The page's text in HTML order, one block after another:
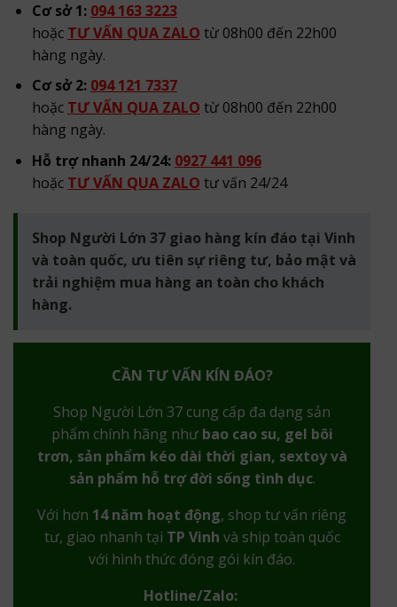
Cơ sở 1: 094 163 3223
hoặc TƯ VẤN QUA ZALO từ 08h00 đến 22h00
hàng ngày.
Cơ sở 2: 094 121 7337
hoặc TƯ VẤN QUA ZALO từ 08h00 đến 22h00
hàng ngày.
Hỗ trợ nhanh 24/24: 0927 441 096
hoặc TƯ VẤN QUA ZALO tư vấn 24/24
Shop Người Lớn 37 giao hàng kín đáo tại Vinh
và toàn quốc, ưu tiên sự riêng tư, bảo mật và
trải nghiệm mua hàng an toàn cho khách
hàng.
CẦN TƯ VẤN KÍN ĐÁO?
Shop Người Lớn 37 cung cấp đa dạng sản
phẩm chính hãng như bao cao su, gel bôi
trơn, sản phẩm kéo dài thời gian, sextoy và
sản phẩm hỗ trợ đời sống tình dục.
Với hơn 14 năm hoạt động, shop tư vấn riêng
tư, giao nhanh tại TP Vinh và ship toàn quốc
với hình thức đóng gói kín đáo.
Hotline/Zalo: